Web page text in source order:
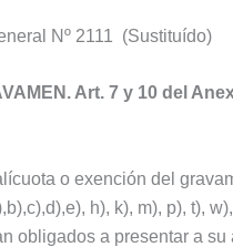
Nº 2111 (Sustituído)
Art. 7 y 10 del
o exención del
h), k), m), p), t),
obligados a presentar a